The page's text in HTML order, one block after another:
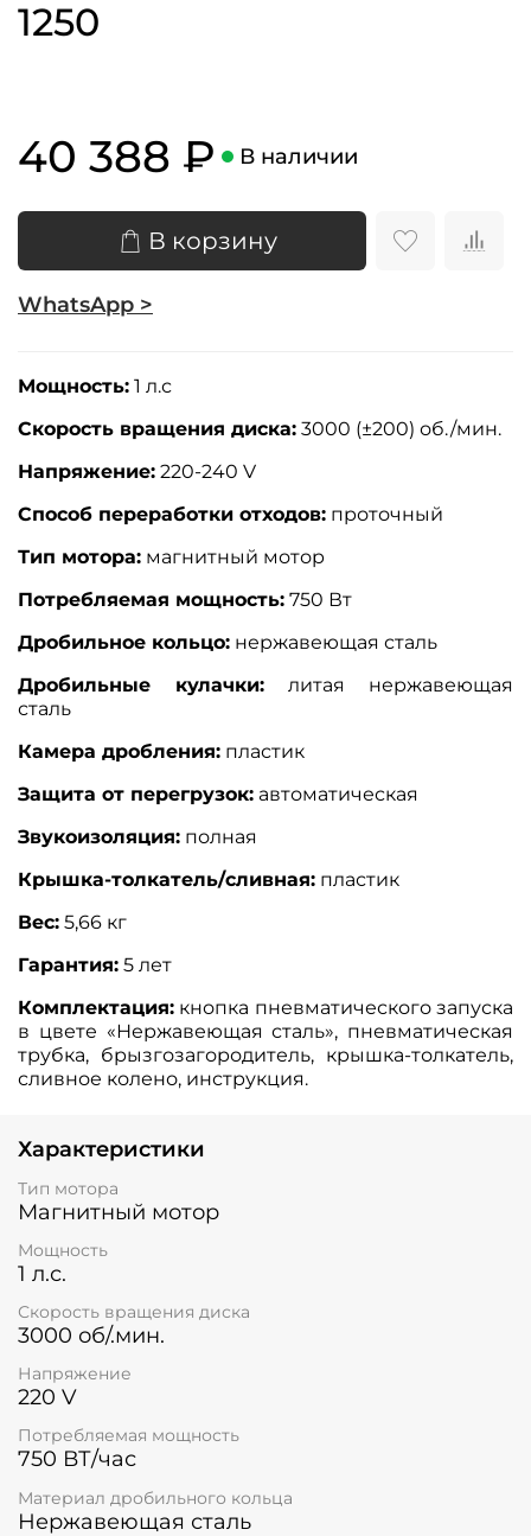
1250
40 388 ₽ В наличии
В корзину
WhatsApp >
Мощность: 1 л.с
Скорость вращения диска: 3000 (±200) об./мин.
Напряжение: 220-240 V
Способ переработки отходов: проточный
Тип мотора: магнитный мотор
Потребляемая мощность: 750 Вт
Дробильное кольцо: нержавеющая сталь
Дробильные кулачки:
литая нержавеющая
сталь
Камера дробления: пластик
Защита от перегрузок: автоматическая
Звукоизоляция: полная
Крышка-толкатель/сливная: пластик
Вес: 5,66 кг
Гарантия: 5 лет
Комплектация: кнопка пневматического запуска
в цвете «Нержавеющая сталь», пневматическая
трубка, брызгозагородитель, крышка-толкатель,
сливное колено, инструкция.
Характеристики
Тип мотора
Магнитный мотор
Мощность
1 л.с.
Скорость вращения диска
3000 об/.мин.
Напряжение
220 V
Потребляемая мощность
750 ВТ/час
Материал дробильного кольца
Нержавеющая сталь